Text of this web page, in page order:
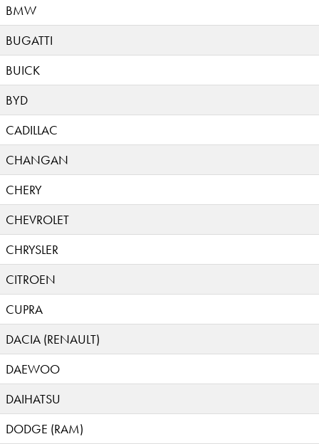
BMW
BUGATTI
BUICK
BYD
CADILLAC
CHANGAN
CHERY
CHEVROLET
CHRYSLER
CITROEN
CUPRA
DACIA (RENAULT)
DAEWOO
DAIHATSU
DODGE (RAM)